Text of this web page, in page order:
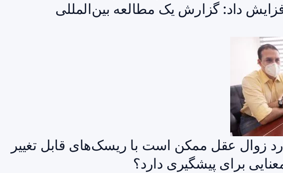
داد: گزارش یک مطالعه بین‌المللی
زوال عقل ممکن است با ریسک‌های قابل تغییر
برای پیشگیری دارد؟